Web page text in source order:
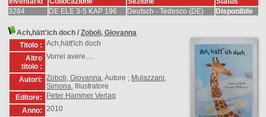
3284
DE ELE 3-5 KAP 196 Deutsch - Tedesco (DE) Disponibile
Ach,hätt'ich doch /Zoboli, Giovanna
Titolo :
Ach,hätt'ich doch
Altro
titolo :
Vorrei avere.....
Autori: Zoboli, Giovanna, Autore ; Mulazzani,
Simona, Illustratore
Editore:
Peter Hammer Verlag
Anno:
2010